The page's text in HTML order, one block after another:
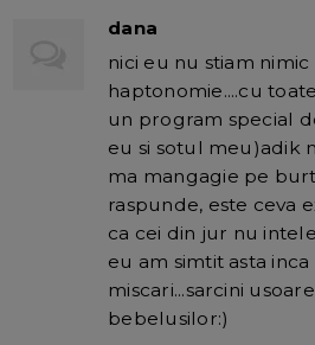
dana
nici eu nu stiam
haptonomie....cu
un program special
eu si sotul meu)adik
ma mangagie pe
raspunde, este ceva
ca cei din jur nu
eu am simtit asta
miscari...sarcini
bebelusilor:)